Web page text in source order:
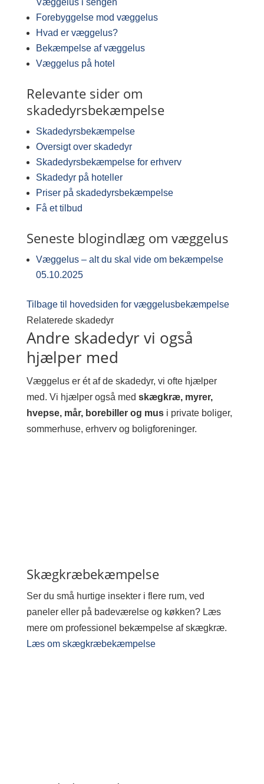
Væggelus i sengen
Forebyggelse mod væggelus
Hvad er væggelus?
Bekæmpelse af væggelus
Væggelus på hotel
Relevante sider om
skadedyrsbekæmpelse
Skadedyrsbekæmpelse
Oversigt over skadedyr
Skadedyrsbekæmpelse for erhverv
Skadedyr på hoteller
Priser på skadedyrsbekæmpelse
Få et tilbud
Seneste blogindlæg om væggelus
Væggelus – alt du skal vide om bekæmpelse
05.10.2025
Tilbage til hovedsiden for væggelusbekæmpelse
Relaterede skadedyr
Andre skadedyr vi også
hjælper med
Væggelus er ét af de skadedyr, vi ofte hjælper
med. Vi hjælper også med skægkræ, myrer,
hvepse, mår, borebiller og musi private boliger,
sommerhuse, erhverv og boligforeninger.
Skægkræbekæmpelse
Ser du små hurtige insekter i flere rum, ved
paneler eller på badeværelse og køkken? Læs
mere om professionel bekæmpelse af skægkræ.
Læs om skægkræbekæmpelse